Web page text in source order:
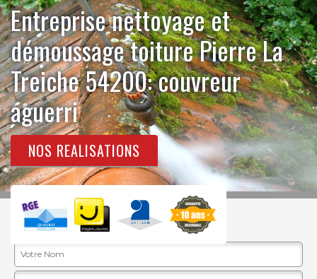
Entreprise nettoyage et
démoussage toiture Pierre La
Treiche 54200: couvreur
aguerri
NOS REALISATIONS
DEVIS GRATUIT